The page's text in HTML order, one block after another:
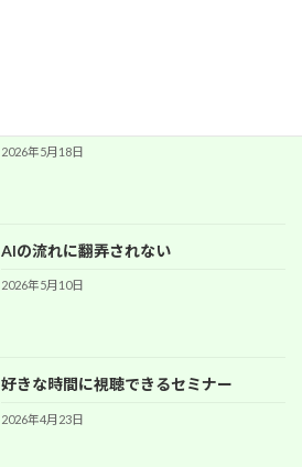
2026年5月18日
AIの流れに翻弄されない
2026年5月10日
好きな時間に視聴できるセミナー
2026年4月23日